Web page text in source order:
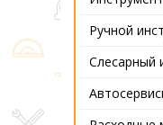
Ручной
Слесарный